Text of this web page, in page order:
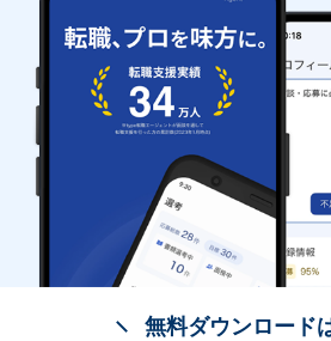
無料ダウンロード